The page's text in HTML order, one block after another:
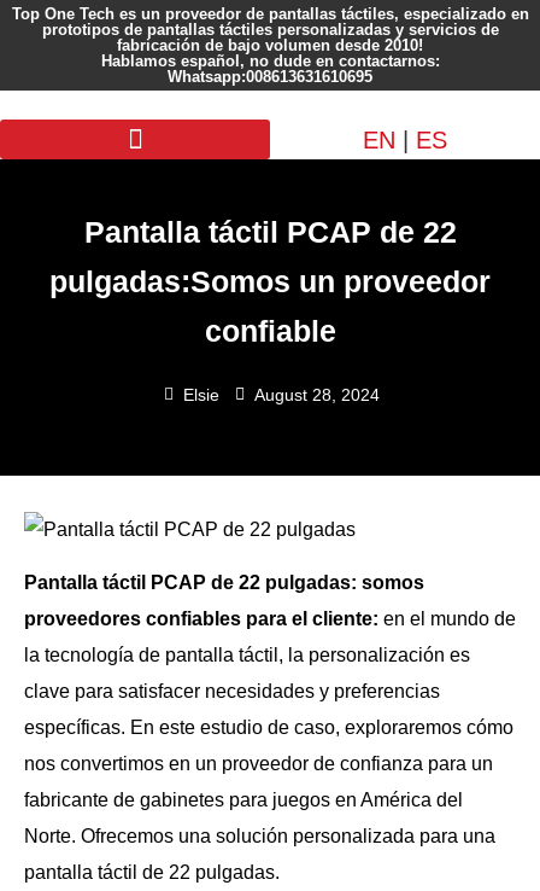
Top One Tech es un proveedor de pantallas táctiles, especializado en
prototipos de pantallas táctiles personalizadas y servicios de
fabricación de bajo volumen desde 2010!
Hablamos español, no dude en contactarnos:
Whatsapp:008613631610695
EN ES
Pantalla táctil PCAP de 22
pulgadas:Somos un proveedor
confiable
Elsie August 28, 2024
Pantalla táctil PCAP de 22 pulgadas: somos
proveedores confiables para el cliente: en el mundo de
la tecnología de pantalla táctil, la personalización es
clave para satisfacer necesidades y preferencias
específicas. En este estudio de caso, exploraremos cómo
nos convertimos en un proveedor de confianza para un
fabricante de gabinetes para juegos en América del
Norte. Ofrecemos una solución personalizada para una
pantalla táctil de 22 pulgadas.